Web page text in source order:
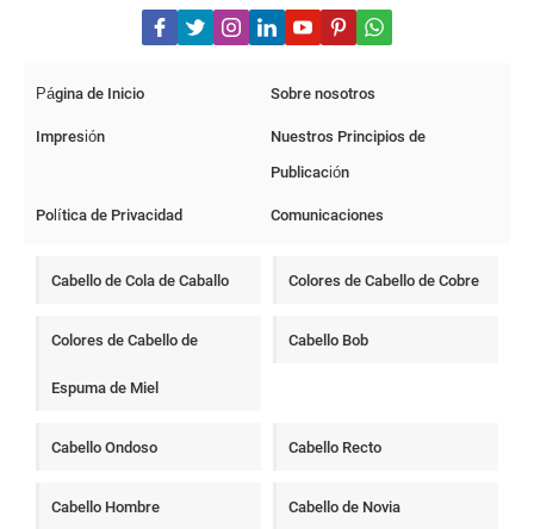
Página de Inicio
Sobre nosotros
Impresión
Nuestros Principios de
Publicación
Política de Privacidad
Comunicaciones
Cabello de Cola de Caballo Colores de Cabello de Cobre
Colores de Cabello de
Espuma de Miel
Cabello Bob
Cabello Ondoso Cabello Recto
Cabello Hombre Cabello de Novia